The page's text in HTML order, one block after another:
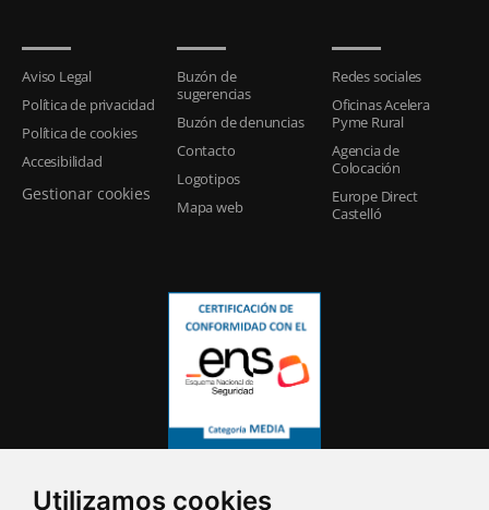
Utilizamos cookies
Aviso Legal
Política de privacidad
Política de cookies
Accesibilidad
Gestionar cookies
Buzón de
sugerencias
Buzón de denuncias
Contacto
Logotipos
Mapa web
Redes sociales
Oficinas Acelera
Pyme Rural
Agencia de
Colocación
Europe Direct
Castelló